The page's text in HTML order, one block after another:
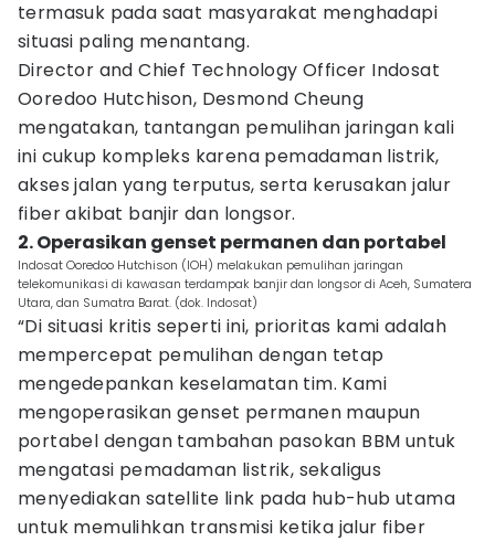
termasuk pada saat masyarakat menghadapi
situasi paling menantang.
Director and Chief Technology Officer Indosat
Ooredoo Hutchison, Desmond Cheung
mengatakan, tantangan pemulihan jaringan kali
ini cukup kompleks karena pemadaman listrik,
akses jalan yang terputus, serta kerusakan jalur
fiber akibat banjir dan longsor.
2. Operasikan genset permanen dan portabel
Indosat Ooredoo Hutchison (IOH) melakukan pemulihan jaringan
telekomunikasi di kawasan terdampak banjir dan longsor di Aceh, Sumatera
Utara, dan Sumatra Barat. (dok. Indosat)
“Di situasi kritis seperti ini, prioritas kami adalah
mempercepat pemulihan dengan tetap
mengedepankan keselamatan tim. Kami
mengoperasikan genset permanen maupun
portabel dengan tambahan pasokan BBM untuk
mengatasi pemadaman listrik, sekaligus
menyediakan satellite link pada hub-hub utama
untuk memulihkan transmisi ketika jalur fiber